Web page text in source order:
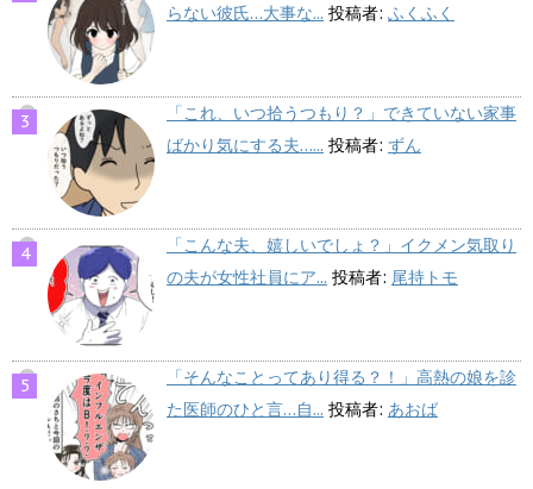
らない彼氏…大事な... 投稿者: ふくふく
「これ、いつ拾うつもり？」できていない家事
ばかり気にする夫…... 投稿者: ずん
「こんな夫、嬉しいでしょ？」イクメン気取り
の夫が女性社員にア... 投稿者: 尾持トモ
「そんなことってあり得る？！」高熱の娘を診
た医師のひと言…自... 投稿者: あおば